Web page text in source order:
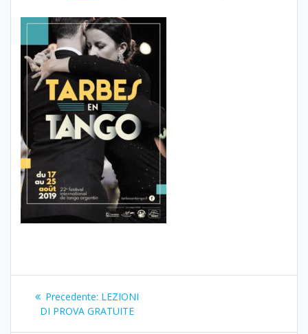
Navigazione
articoli
Precedente: Articolo
precedente:
LEZIONI
DI PROVA GRATUITE